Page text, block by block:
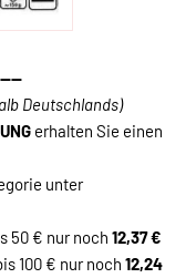
Deutschlands)
erhalten Sie einen
unter
50 € nur noch 12,37 €
100 € nur noch 12,24